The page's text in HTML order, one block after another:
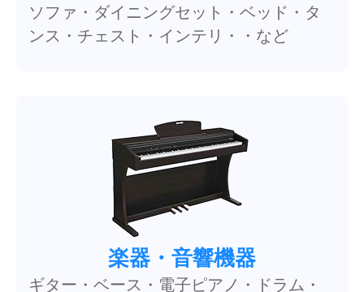
ソファ・ダイニングセット・ベッド・タ
ンス・チェスト・インテリ・・など
楽器・音響機器
ギター・ベース・電子ピアノ・ドラム・